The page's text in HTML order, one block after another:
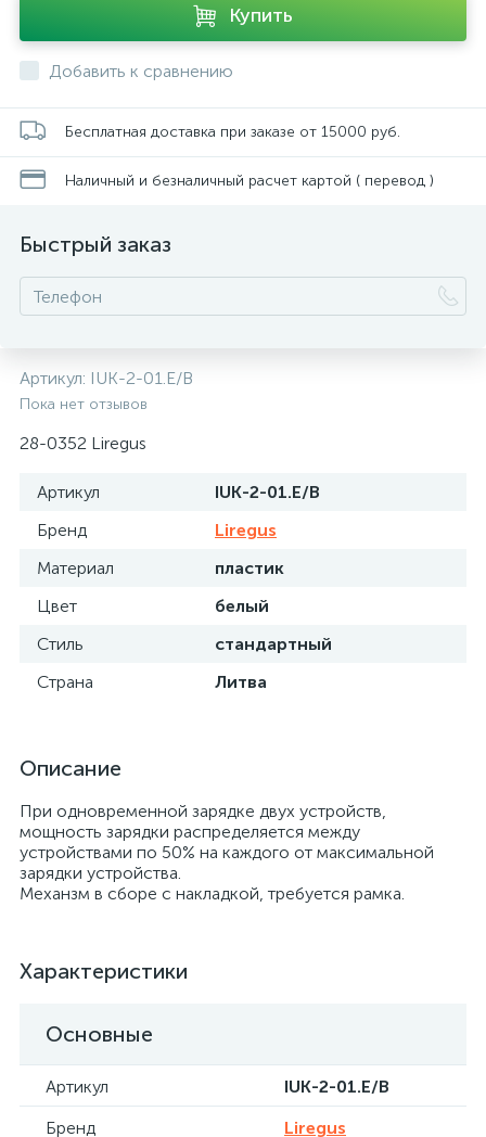
Купить
Добавить к сравнению
Бесплатная доставка при заказе от 15000 руб.
Наличный и безналичный расчет картой ( перевод )
Быстрый заказ
Артикул: IUK-2-01.E/B
Пока нет отзывов
28-0352 Liregus
Артикул
IUK-2-01.E/B
Бренд
Liregus
Материал
пластик
Цвет
белый
Стиль
стандартный
Страна
Литва
Описание
При одновременной зарядке двух устройств,
мощность зарядки распределяется между
устройствами по 50% на каждого от максимальной
зарядки устройства.
Механзм в сборе с накладкой, требуется рамка.
Характеристики
Основные
Артикул
IUK-2-01.E/B
Бренд
Liregus